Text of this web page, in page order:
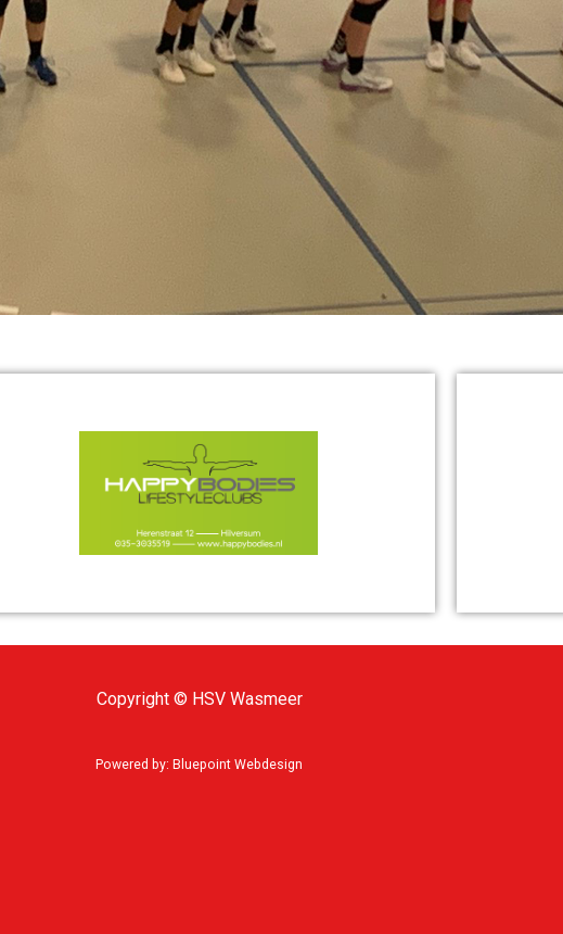
Copyright © HSV Wasmeer
Powered by: Bluepoint Webdesign